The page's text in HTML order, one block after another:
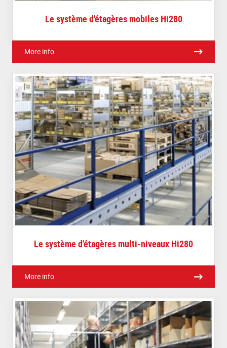
Le système d'étagères mobiles Hi280
More info
Le système d'étagères multi-niveaux Hi280
More info